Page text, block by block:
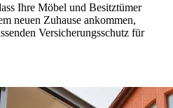
Ihre Möbel und Besitztümer
neuen Zuhause ankommen,
Versicherungsschutz für